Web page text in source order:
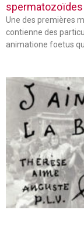
spermatozoïdes
Une des premières
contienne des
animatione foetus